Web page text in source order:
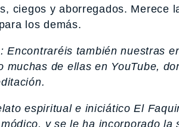
ciegos y aborregados. Merece
los demás.
Encontraréis también nuestras
muchas de ellas en YouTube,
espiritual e iniciáticoEl
y se le ha incorporado la